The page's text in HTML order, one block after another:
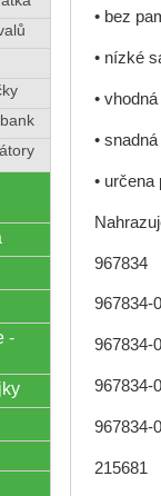
• bez
• nízké
•
•
•
967834
967834-
967834-
967834-
967834-
215681
-